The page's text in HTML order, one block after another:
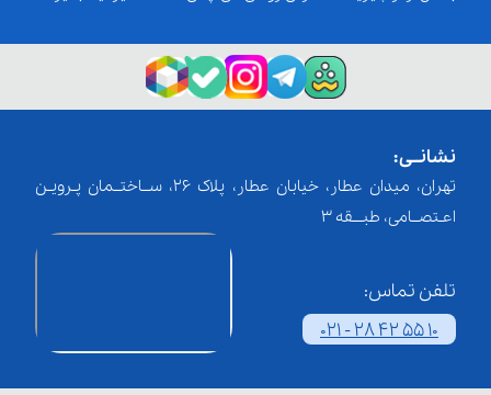
نشانــی:
تهران، میدان عطار، خیابان عطار، پلاک 26، ســاختــمان پـرویـن
اعـتصــامی، طبـــقه 3
تلفن تماس:
021 - 28 42 55 10